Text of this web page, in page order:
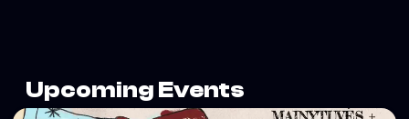
Upcoming Events